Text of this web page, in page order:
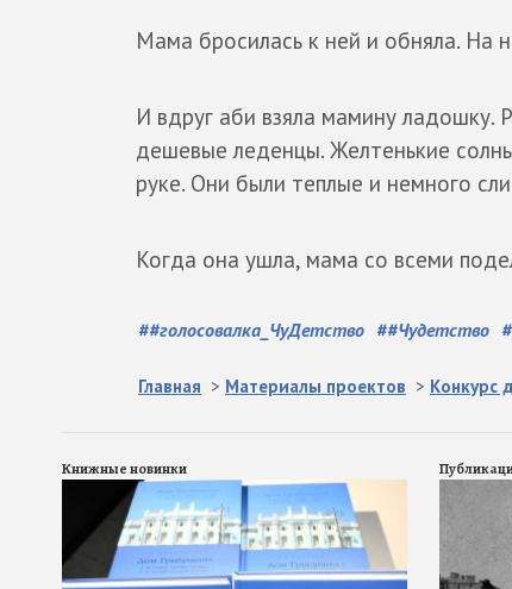
Мама бросилась к ней и обняла. На
И вдруг аби взяла мамину ладошку.
дешевые леденцы. Желтенькие
руке. Они были теплые и немного
Когда она ушла, мама со всеми
##голосовалка_ЧуДетство ##Чудетство #
Главная > Материалы проектов > Конкурс
Книжные новинки